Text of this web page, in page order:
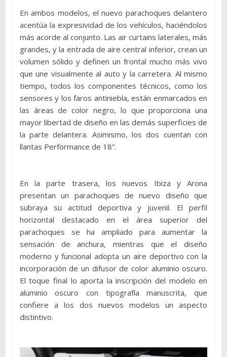
En ambos modelos, el nuevo parachoques delantero
acentúa la expresividad de los vehículos, haciéndolos
más acorde al conjunto. Las air curtains laterales, más
grandes, y la entrada de aire central inferior, crean un
volumen sólido y definen un frontal mucho más vivo
que une visualmente al auto y la carretera. Al mismo
tiempo, todos los componentes técnicos, como los
sensores y los faros antiniebla, están enmarcados en
las áreas de color negro, lo que proporciona una
mayor libertad de diseño en las demás superficies de
la parte delantera. Asimismo, los dos cuentan con
llantas Performance de 18”.
En la parte trasera, los nuevos Ibiza y Arona
presentan un parachoques de nuevo diseño que
subraya su actitud deportiva y juvenil. El perfil
horizontal destacado en el área superior del
parachoques se ha ampliado para aumentar la
sensación de anchura, mientras que el diseño
moderno y funcional adopta un aire deportivo con la
incorporación de un difusor de color aluminio oscuro.
El toque final lo aporta la inscripción del modelo en
aluminio oscuro con tipografía manuscrita, que
confiere a los dos nuevos modelos un aspecto
distintivo.